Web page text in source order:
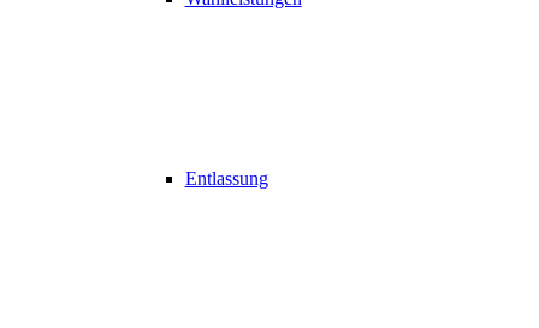
Entlassung